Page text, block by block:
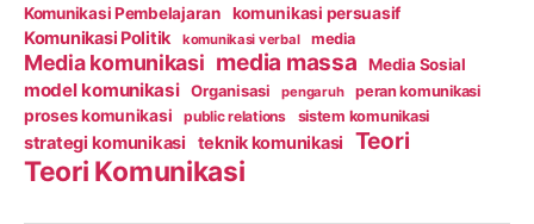
Komunikasi Pembelajaran komunikasi persuasif
Komunikasi Politik komunikasi verbal media
Media komunikasi media massa Media Sosial
model komunikasi Organisasi pengaruh peran komunikasi
proses komunikasi public relations sistem komunikasi
strategi komunikasi teknik komunikasi Teori
Teori Komunikasi